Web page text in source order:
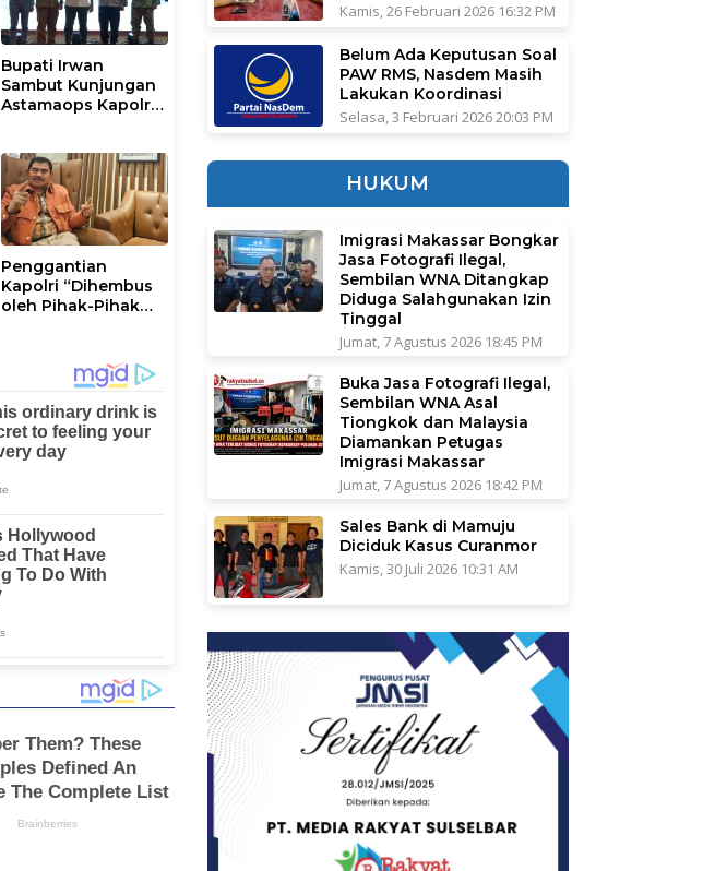
Bupati Irwan
Sambut Kunjungan
Astamaops Kapolri
Luwu Timur
Penggantian
Kapolri “Dihembus
oleh Pihak-Pihak
Kamis, 26 Februari 2026 16:32 PM
Belum Ada Keputusan Soal
PAW RMS, Nasdem Masih
Lakukan Koordinasi
Selasa, 3 Februari 2026 20:03 PM
HUKUM
Imigrasi Makassar Bongkar
Jasa Fotografi Ilegal,
Sembilan WNA Ditangkap
Diduga Salahgunakan Izin
Tinggal
Jumat, 7 Agustus 2026 18:45 PM
Buka Jasa Fotografi Ilegal,
Sembilan WNA Asal
Tiongkok dan Malaysia
Diamankan Petugas
Imigrasi Makassar
Jumat, 7 Agustus 2026 18:42 PM
Sales Bank di Mamuju
Diciduk Kasus Curanmor
Kamis, 30 Juli 2026 10:31 AM